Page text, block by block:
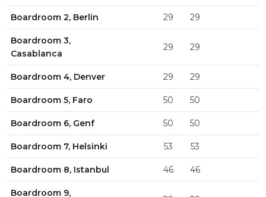
Boardroom 2, Berlin 29 29
Boardroom 3,
Casablanca
29 29
Boardroom 4, Denver 29 29
Boardroom 5, Faro 50 50
Boardroom 6, Genf 50 50
Boardroom 7, Helsinki 53 53
Boardroom 8, Istanbul 46 46
Boardroom 9,